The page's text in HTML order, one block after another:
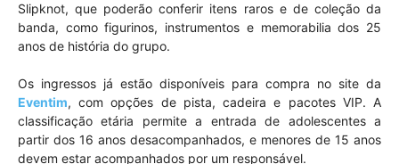
Slipknot, que poderão conferir itens raros e de coleção da
banda, como figurinos, instrumentos e memorabilia dos 25
anos de história do grupo.
Os ingressos já estão disponíveis para compra no site da
Eventim, com opções de pista, cadeira e pacotes VIP. A
classificação etária permite a entrada de adolescentes a
partir dos 16 anos desacompanhados, e menores de 15 anos
devem estar acompanhados por um responsável.